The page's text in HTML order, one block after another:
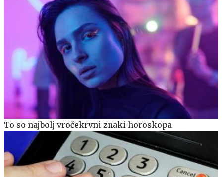
To so najbolj vročekrvni znaki horoskopa